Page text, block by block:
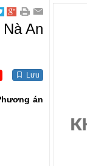
cách Hồ Chí
An
Lưu
án